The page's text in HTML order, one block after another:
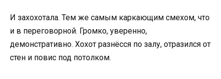
И захохотала. Тем же самым каркающим смехом, что
и в переговорной. Громко, уверенно,
демонстративно. Хохот разнёсся по залу, отразился от
стен и повис под потолком.